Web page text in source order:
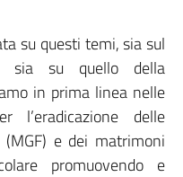
su questi temi, sia sul
sia su quello della
in prima linea nelle
l’eradicazione delle
e dei matrimoni
promuovendo e